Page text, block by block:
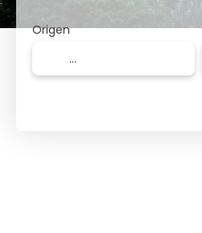
Origen